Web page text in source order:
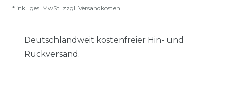
* inkl. ges. MwSt. zzgl. Versandkosten
Deutschlandweit kostenfreier Hin- und
Rückversand.